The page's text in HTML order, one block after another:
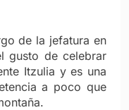
de la jefatura en
gusto de celebrar
Itzulia y es una
a poco que